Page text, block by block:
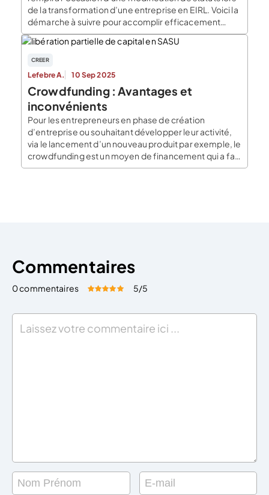
de la transformation d’une entreprise en EIRL. Voici la
démarche à suivre pour accomplir efficacement
cette démarche. Pourquoi créer une EIRL ? Pour
commencer, l’entreprise individuelle à responsabilité
limitée (EIRL) est une forme d’entreprise qui permet à
l’entrepreneur, au commerçant, à […]
CREER
Lefebre A. 10 Sep 2025
Crowdfunding : Avantages et
inconvénients
Pour les entrepreneurs en phase de création
d’entreprise ou souhaitant développer leur activité,
via le lancement d’un nouveau produit par exemple, le
crowdfunding est un moyen de financement qui a fait
ses preuves. Demander une levée de fonds au grand
Commentaires
0 commentaires Évaluez cet article:
5/5